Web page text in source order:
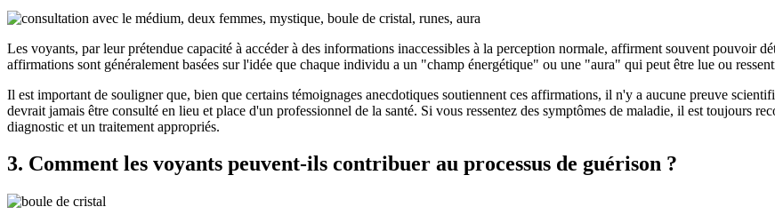
Les voyants, par leur prétendue capacité à accéder à des informations inaccessibles à la perception normale, affirment souvent pouvoir
affirmations sont généralement basées sur l'idée que chaque individu a un "champ énergétique" ou une "aura" qui peut être lue ou
Il est important de souligner que, bien que certains témoignages anecdotiques soutiennent ces affirmations, il n'y a aucune preuve
devrait jamais être consulté en lieu et place d'un professionnel de la santé. Si vous ressentez des symptômes de maladie, il est toujours
diagnostic et un traitement appropriés.
3. Comment les voyants peuvent-ils contribuer au processus de guérison ?